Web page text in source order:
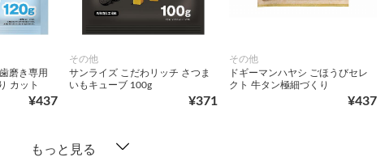
磨き専用
カット
¥437
その他
サンライズ こだわリッチ さつま
いもキューブ 100g
¥371
その他
ドギーマンハヤシ ごほうびセレ
クト 牛タン極細づくり
¥437
もっと見る